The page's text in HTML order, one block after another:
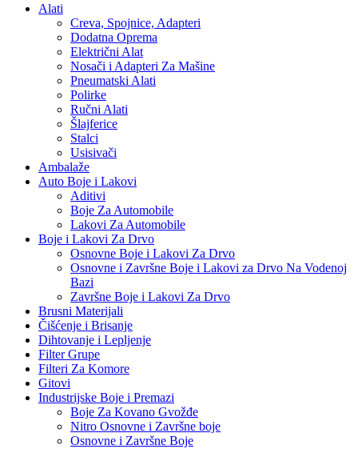
Alati
Creva, Spojnice, Adapteri
Dodatna Oprema
Električni Alat
Nosači i Adapteri Za Mašine
Pneumatski Alati
Polirke
Ručni Alati
Šlajferice
Stalci
Usisivači
Ambalaže
Auto Boje i Lakovi
Aditivi
Boje Za Automobile
Lakovi Za Automobile
Boje i Lakovi Za Drvo
Osnovne Boje i Lakovi Za Drvo
Osnovne i Završne Boje i Lakovi za Drvo Na Vodenoj
Bazi
Završne Boje i Lakovi Za Drvo
Brusni Materijali
Čišćenje i Brisanje
Dihtovanje i Lepljenje
Filter Grupe
Filteri Za Komore
Gitovi
Industrijske Boje i Premazi
Boje Za Kovano Gvožđe
Nitro Osnovne i Završne boje
Osnovne i Završne Boje